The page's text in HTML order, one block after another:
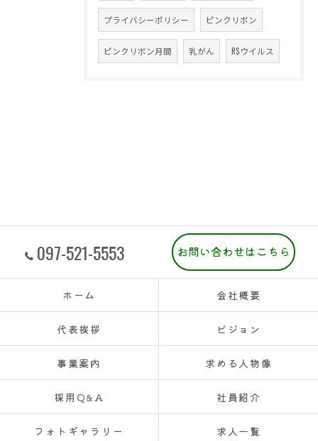
プライバシーポリシー ピンクリボン
ピンクリボン月間 乳がん RSウイルス
097-521-5553 お問い合わせはこちら
ホーム 会社概要
代表挨拶 ビジョン
事業案内 求める人物像
採用Q&A 社員紹介
フォトギャラリー 求人一覧